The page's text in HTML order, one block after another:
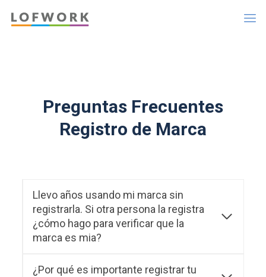
Preguntas Frecuentes
Registro de Marca
Llevo años usando mi marca sin
registrarla. Si otra persona la registra
¿cómo hago para verificar que la
marca es mia?
¿Por qué es importante registrar tu